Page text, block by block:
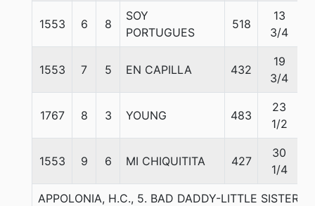
1553 6 8
SOY
PORTUGUES
518
13
3/4
1553 7 5 EN CAPILLA 432
19
3/4
1767 8 3 YOUNG 483
23
1/2
1553 9 6 MI CHIQUITITA 427
30
1/4
APPOLONIA, H.C., 5. BAD DADDY-LITTLE SISTER-